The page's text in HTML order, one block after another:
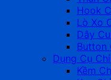
Hook
Lò Xo
Dây
Button
Dụng Cụ
Kềm